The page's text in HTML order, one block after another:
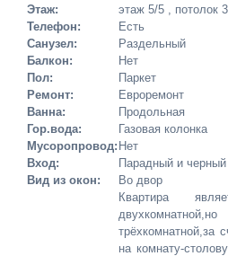
Этаж:
этаж 5/5 , потолок
Телефон:
Есть
Санузел:
Раздельный
Балкон:
Нет
Пол:
Паркет
Ремонт:
Евроремонт
Ванна:
Продольная
Гор.вода:
Газовая колонка
Мусоропровод: Нет
Вход:
Парадный и черный
Вид из окон:
Во двор
Квартира
трёхкомнатной,за
на комнату-